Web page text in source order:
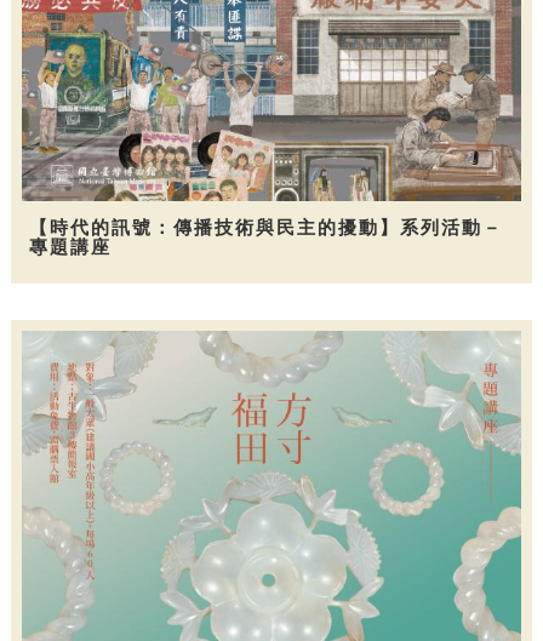
【時代的訊號：傳播技術與民主的擾動】系列活動－
專題講座